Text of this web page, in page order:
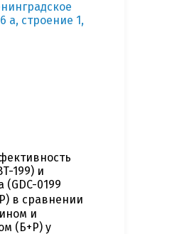
а, строение 1,
199) и
(GDC-0199
в сравнении
и
(Б+Р) у